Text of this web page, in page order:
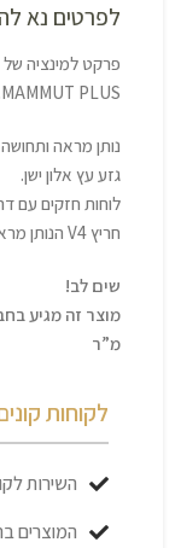
לפרטים נא
פרקט למינציה של
MAMMUT PLUS.
נותן מראה
גזע עץ אלון ישן.
לוחות חזקים עם
חריץ V4 הנותן מראה כפרי.
שים לב!
מ”ר
לקוחות
השירות
המוצרים